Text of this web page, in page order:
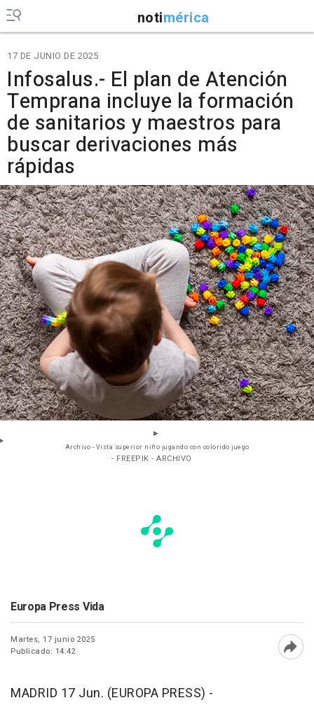
notimérica
17 DE JUNIO DE 2025
Infosalus.- El plan de Atención
Temprana incluye la formación
de sanitarios y maestros para
buscar derivaciones más
rápidas
Archivo - Vista superior niño jugando con colorido juego
- FREEPIK - ARCHIVO
Europa Press Vida
Martes, 17 junio 2025
Publicado: 14:42
MADRID 17 Jun. (EUROPA PRESS) -